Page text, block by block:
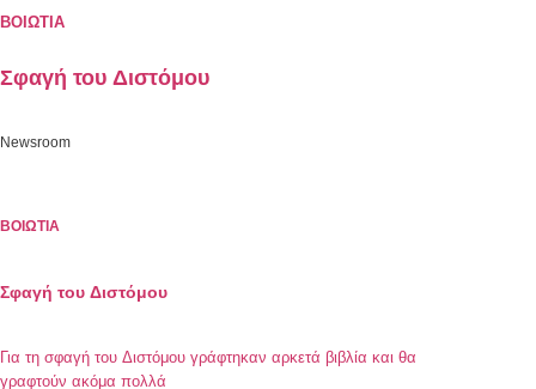
ΒΟΙΩΤΙΑ
Σφαγή του Διστόμου
Newsroom
ΒΟΙΩΤΙΑ
Σφαγή του Διστόμου
Για τη σφαγή του Διστόμου γράφτηκαν αρκετά βιβλία και θα
γραφτούν ακόμα πολλά